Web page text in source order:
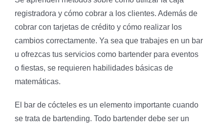
registradora y cómo cobrar a los clientes. Además de
cobrar con tarjetas de crédito y cómo realizar los
cambios correctamente. Ya sea que trabajes en un bar
u ofrezcas tus servicios como bartender para eventos
o fiestas, se requieren habilidades básicas de
matemáticas.
El bar de cócteles es un elemento importante cuando
se trata de bartending. Todo bartender debe ser un